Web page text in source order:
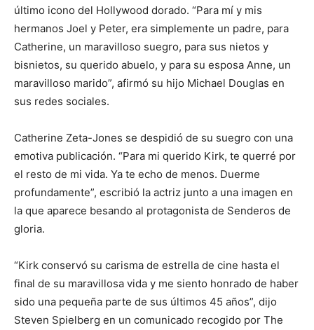
último icono del Hollywood dorado. “Para mí y mis
hermanos Joel y Peter, era simplemente un padre, para
Catherine, un maravilloso suegro, para sus nietos y
bisnietos, su querido abuelo, y para su esposa Anne, un
maravilloso marido”, afirmó su hijo Michael Douglas en
sus redes sociales.
Catherine Zeta-Jones se despidió de su suegro con una
emotiva publicación. “Para mi querido Kirk, te querré por
el resto de mi vida. Ya te echo de menos. Duerme
profundamente”, escribió la actriz junto a una imagen en
la que aparece besando al protagonista de Senderos de
gloria.
“Kirk conservó su carisma de estrella de cine hasta el
final de su maravillosa vida y me siento honrado de haber
sido una pequeña parte de sus últimos 45 años”, dijo
Steven Spielberg en un comunicado recogido por The